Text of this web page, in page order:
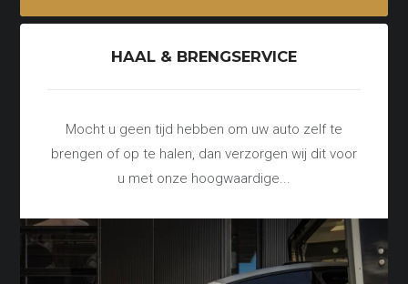
HAAL & BRENGSERVICE
Mocht u geen tijd hebben om uw auto zelf te
brengen of op te halen, dan verzorgen wij dit voor
u met onze hoogwaardige...